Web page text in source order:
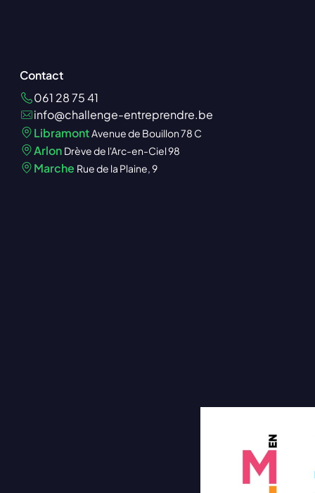
Contact
061 28 75 41
info@challenge-entreprendre.be
LibramontAvenue de Bouillon 78 C
Arlon Drève de l'Arc-en-Ciel 98
Marche Rue de la Plaine, 9